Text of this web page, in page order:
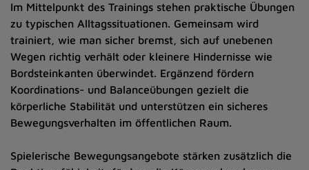
Im Mittelpunkt des Trainings stehen praktische Übungen
zu typischen Alltagssituationen. Gemeinsam wird
trainiert, wie man sicher bremst, sich auf unebenen
Wegen richtig verhält oder kleinere Hindernisse wie
Bordsteinkanten überwindet. Ergänzend fördern
Koordinations- und Balanceübungen gezielt die
körperliche Stabilität und unterstützen ein sicheres
Bewegungsverhalten im öffentlichen Raum.
Spielerische Bewegungsangebote stärken zusätzlich die